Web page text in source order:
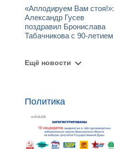
«Аплодируем Вам стоя!»:
Александр Гусев
поздравил Бронислава
Табачникова с 90-летием
Ещё новости
Политика